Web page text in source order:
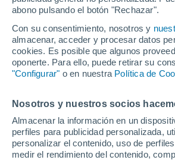
abono pulsando el botón "Rechazar".
Con su consentimiento, nosotros y
almacenar, acceder y procesar datos
cookies. Es posible que algunos
oponerte. Para ello, puede retirar su
"Configurar" o en nuestra Política de
Nosotros y nuestros socios
Almacenar la información en un
perfiles para publicidad personalizada,
personalizar el contenido, uso de
medir el rendimiento del contenido,
Pistas por dificultad
Kilómetros esquiables
Remontes